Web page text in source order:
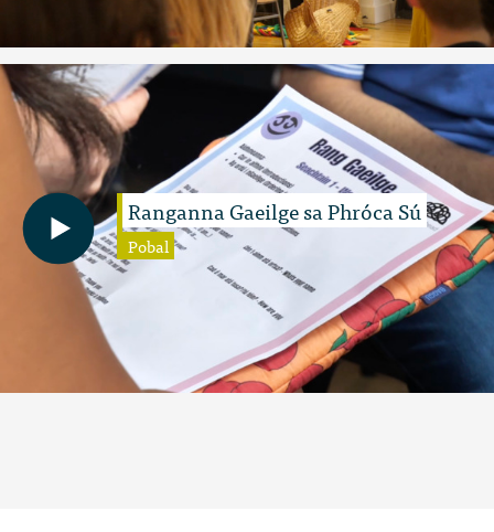
Ranganna Gaeilge sa Phróca Sú
Pobal